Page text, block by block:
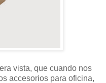
vista, que cuando nos
accesorios para oficina,